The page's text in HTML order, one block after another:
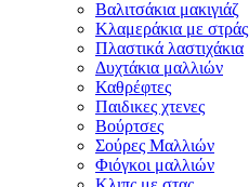
Βαλιτσάκια μακιγιάζ
Κλαμεράκια με στράς
Πλαστικά λαστιχάκια
Δυχτάκια μαλλιών
Καθρέφτες
Παιδικες χτενες
Βούρτσες
Σούρες Μαλλιών
Φιόγκοι μαλλιών